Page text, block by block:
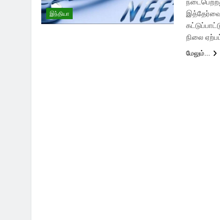
இந்தியா
நிலை
மேலும்...